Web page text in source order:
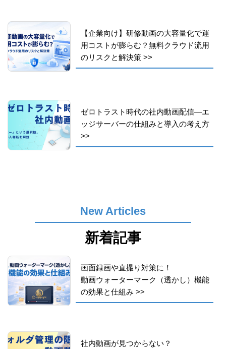
【企業向け】研修動画の大容量化で運
用コストが膨らむ？無料クラウド流用
のリスクと解決策>>
ゼロトラスト時代の社内動画配信―エ
ッジサーバーの仕組みと導入の考え方
>>
New Articles
新着記事
画面録画や直撮り対策に！
動画ウォーターマーク（透かし）機能
の効果と仕組み>>
社内動画が見つからない？